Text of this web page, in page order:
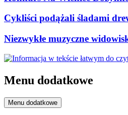
Cykliści podążali śladami
Niezwykłe muzyczne
Menu dodatkowe
Menu dodatkowe